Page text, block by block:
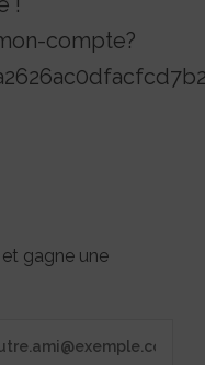
compte?
gagne une